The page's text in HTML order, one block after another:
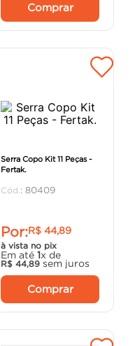
Comprar
Serra Copo Kit 11 Peças -
Fertak.
: 80409
Por:R$ 44,89
à vista no pix
Em até 1x de
R$ 44,89 sem juros
Comprar